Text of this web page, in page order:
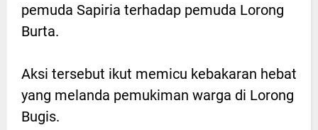
pemuda Sapiria terhadap pemuda Lorong
Burta.
Aksi tersebut ikut memicu kebakaran hebat
yang melanda pemukiman warga di Lorong
Bugis.